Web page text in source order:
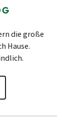
die große
Hause.